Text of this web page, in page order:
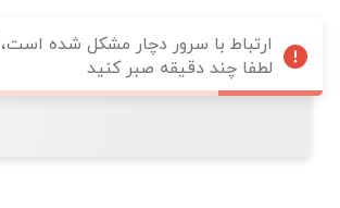
ارتباط با سرور دچار مشکل شده است،
لطفا چند دقیقه صبر کنید